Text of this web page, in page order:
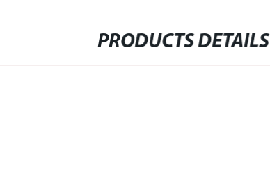
PRODUCTS DETAILS